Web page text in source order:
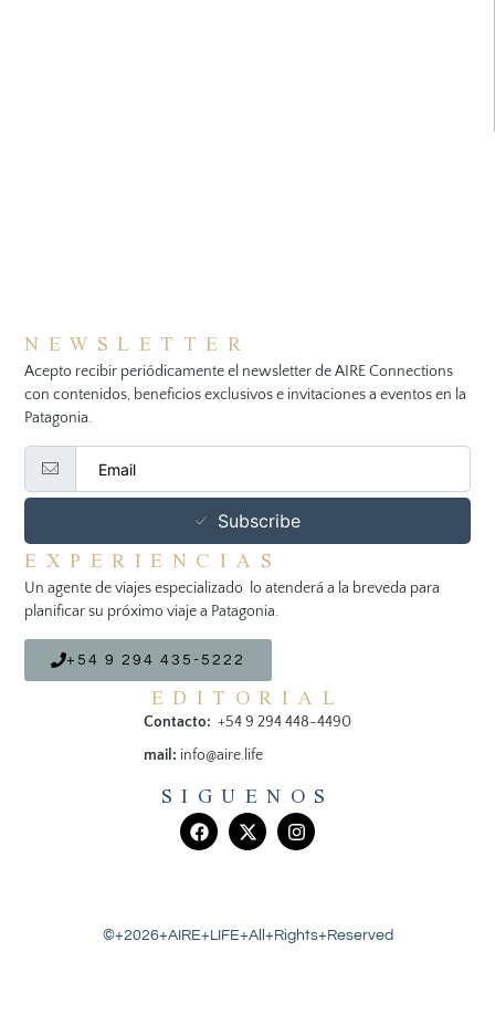
NEWSLETTER
Acepto recibir periódicamente el newsletter de AIRE Connections
con contenidos, beneficios exclusivos e invitaciones a eventos en la
Patagonia.
Subscribe
EXPERIENCIAS
Un agente de viajes especializado lo atenderá a la breveda para
planificar su próximo viaje a Patagonia.
+54 9 294 435-5222
EDITORIAL
Contacto: +54 9 294 448-4490
mail: info@aire.life
SIGUENOS
©+2026+AIRE+LIFE+All+Rights+Reserved